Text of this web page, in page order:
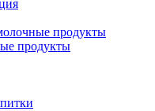
продукты
продукты